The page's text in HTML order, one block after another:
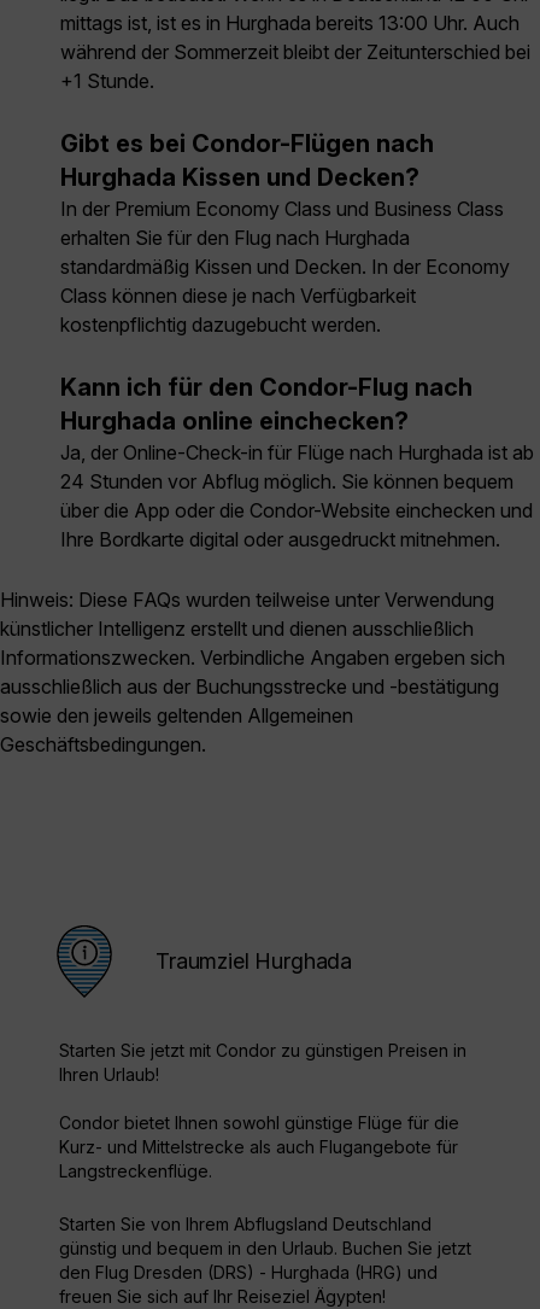
mittags ist, ist es in Hurghada bereits 13:00 Uhr. Auch
während der Sommerzeit bleibt der Zeitunterschied bei
+1 Stunde.
Gibt es bei Condor-Flügen nach
Hurghada Kissen und Decken?
In der Premium Economy Class und Business Class
erhalten Sie für den Flug nach Hurghada
standardmäßig Kissen und Decken. In der Economy
Class können diese je nach Verfügbarkeit
kostenpflichtig dazugebucht werden.
Kann ich für den Condor-Flug nach
Hurghada online einchecken?
Ja, der Online-Check-in für Flüge nach Hurghada ist ab
24 Stunden vor Abflug möglich. Sie können bequem
über die App oder die Condor-Website einchecken und
Ihre Bordkarte digital oder ausgedruckt mitnehmen.
Hinweis: Diese FAQs wurden teilweise unter Verwendung
künstlicher Intelligenz erstellt und dienen ausschließlich
Informationszwecken. Verbindliche Angaben ergeben sich
ausschließlich aus der Buchungsstrecke und -bestätigung
sowie den jeweils geltenden Allgemeinen
Geschäftsbedingungen.
Traumziel Hurghada
Starten Sie jetzt mit Condor zu günstigen Preisen in
Ihren Urlaub!
Condor bietet Ihnen sowohl günstige Flüge für die
Kurz- und Mittelstrecke als auch Flugangebote für
Langstreckenflüge.
Starten Sie von Ihrem Abflugsland Deutschland
günstig und bequem in den Urlaub. Buchen Sie jetzt
den Flug Dresden (DRS) - Hurghada (HRG) und
freuen Sie sich auf Ihr Reiseziel Ägypten!